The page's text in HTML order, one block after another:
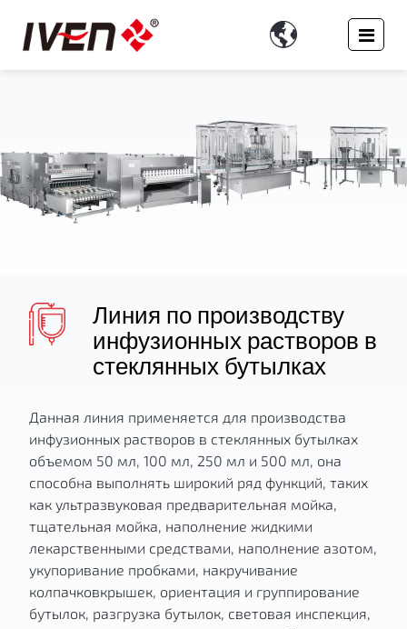

Линия по производству
инфузионных растворов в
стеклянных бутылках
Данная линия применяется для производства
инфузионных растворов в стеклянных бутылках
объемом 50 мл, 100 мл, 250 мл и 500 мл, она
способна выполнять широкий ряд функций, таких
как ультразвуковая предварительная мойка,
тщательная мойка, наполнение жидкими
лекарственными средствами, наполнение азотом,
укупоривание пробками, накручивание
колпачковкрышек, ориентация и группирование
бутылок, разгрузка бутылок, световая инспекция,